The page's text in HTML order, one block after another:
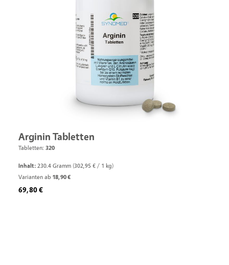
Arginin Tabletten
Tabletten: 320
Inhalt: 230.4 Gramm (302,95 € / 1 kg)
Varianten ab 18,90 €
Regulärer Preis:
69,80 €